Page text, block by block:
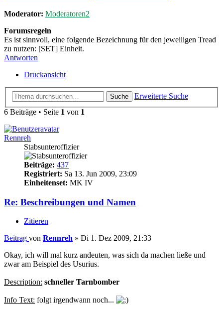
Moderator: Moderatoren2
Forumsregeln
Es ist sinnvoll, eine folgende Bezeichnung für den jeweiligen Tread
zu nutzen: [SET] Einheit.
Antworten
Druckansicht
Suche
Erweiterte Suche
6 Beiträge • Seite 1 von 1
Rennreh
Stabsunteroffizier
Beiträge: 437
Registriert: Sa 13. Jun 2009, 23:09
Einheitenset: MK IV
Re: Beschreibungen und Namen
Zitieren
Beitrag von Rennreh » Di 1. Dez 2009, 21:33
Okay, ich will mal kurz andeuten, was sich da machen ließe und
zwar am Beispiel des Usurius.
Description: schneller Tarnbomber
Info Text: folgt irgendwann noch...